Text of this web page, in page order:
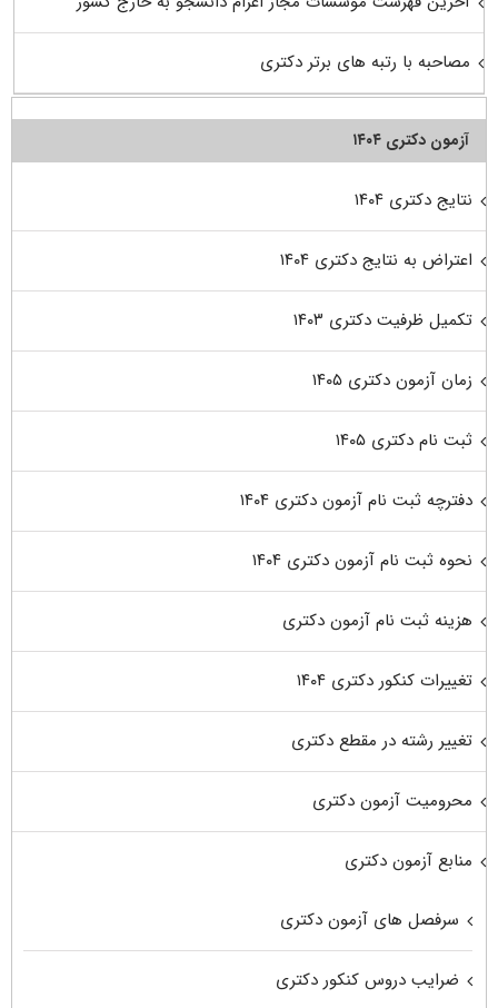
مصاحبه با رتبه های برتر دکتری
آزمون دکتری ۱۴۰۴
نتایج دکتری ۱۴۰۴
اعتراض به نتایج دکتری ۱۴۰۴
تکمیل ظرفیت دکتری ۱۴۰۳
زمان آزمون دکتری ۱۴۰۵
ثبت نام دکتری ۱۴۰۵
دفترچه ثبت نام آزمون دکتری ۱۴۰۴
نحوه ثبت نام آزمون دکتری ۱۴۰۴
هزینه ثبت نام آزمون دکتری
تغییرات کنکور دکتری ۱۴۰۴
تغییر رشته در مقطع دکتری
محرومیت آزمون دکتری
منابع آزمون دکتری
سرفصل های آزمون دکتری
ضرایب دروس کنکور دکتری